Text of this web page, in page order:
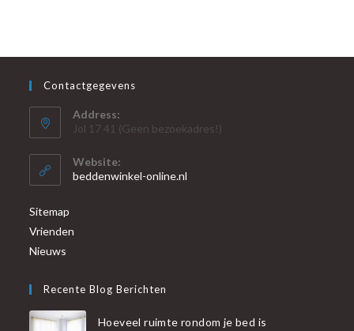
Contactgegevens
Address:
Jol 17 41 (Geen bezoekadres!)
Website:
beddenwinkel-online.nl
Sitemap
Vrienden
Nieuws
Recente Blog Berichten
Hoeveel ruimte rondom je bed is